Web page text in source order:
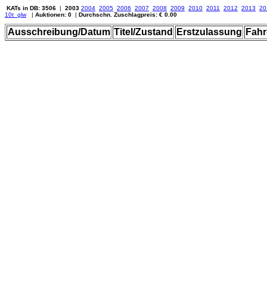
KATs in DB: 3506 | 2003 2004 2005 2006 2007 2008 2009 2010 2011 2012 2013
10t_glw| Auktionen: 0 | Durchschn. Zuschlagpreis: € 0.00
Ausschreibung/Datum Titel/Zustand Erstzulassung